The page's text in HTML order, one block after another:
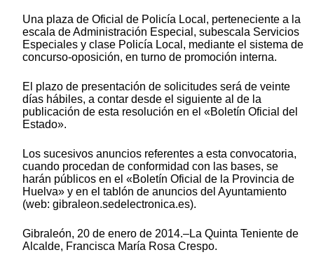
Una plaza de Oficial de Policía Local, perteneciente a la
escala de Administración Especial, subescala Servicios
Especiales y clase Policía Local, mediante el sistema de
concurso-oposición, en turno de promoción interna.
El plazo de presentación de solicitudes será de veinte
días hábiles, a contar desde el siguiente al de la
publicación de esta resolución en el «Boletín Oficial del
Estado».
Los sucesivos anuncios referentes a esta convocatoria,
cuando procedan de conformidad con las bases, se
harán públicos en el «Boletín Oficial de la Provincia de
Huelva» y en el tablón de anuncios del Ayuntamiento
(web: gibraleon.sedelectronica.es).
Gibraleón, 20 de enero de 2014.–La Quinta Teniente de
Alcalde, Francisca María Rosa Crespo.